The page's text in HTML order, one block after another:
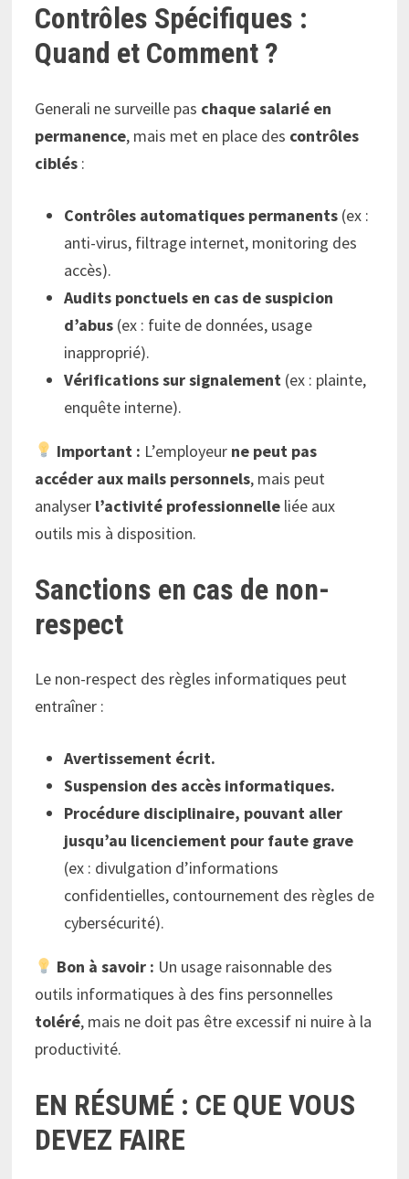
Contrôles Spécifiques :
Quand et Comment ?
Generali ne surveille pas chaque salarié en
permanence, mais met en place des contrôles
ciblés:
Contrôles automatiques permanents(ex :
anti-virus, filtrage internet, monitoring des
accès).
Audits ponctuels en cas de suspicion
d’abus(ex : fuite de données, usage
inapproprié).
Vérifications sur signalement(ex : plainte,
enquête interne).
Important : L’employeur ne peut pas
accéder aux mails personnels, mais peut
analyser l’activité professionnelleliée aux
outils mis à disposition.
Sanctions en cas de non-
respect
Le non-respect des règles informatiques peut
entraîner :
Avertissement écrit.
Suspension des accès informatiques.
Procédure disciplinaire, pouvant aller
jusqu’au licenciement pour faute grave
(ex : divulgation d’informations
confidentielles, contournement des règles de
cybersécurité).
Bon à savoir : Un usage raisonnable des
outils informatiques à des fins personnelles
toléré, mais ne doit pas être excessif ni nuire à la
productivité.
EN RÉSUMÉ : CE QUE VOUS
DEVEZ FAIRE